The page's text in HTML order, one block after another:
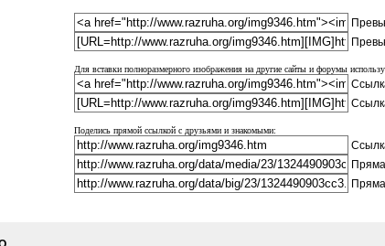
Для вставки полноразмерного изображения на другие сайты и форумы
Поделись прямой ссылкой с друзьями и знакомыми: